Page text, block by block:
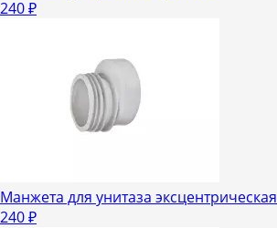
240₽
Манжета для унитаза эксцентрическая
240₽